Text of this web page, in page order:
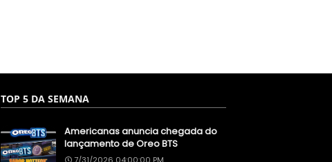
TOP 5 DA SEMANA
Americanas anuncia chegada do
lançamento de Oreo BTS